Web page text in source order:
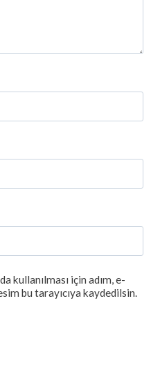
kullanılması için adım, e-
bu tarayıcıya kaydedilsin.